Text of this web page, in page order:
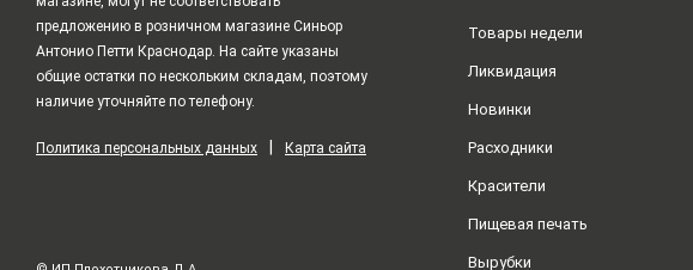
предложению в розничном магазине Синьор
Антонио Петти Краснодар. На сайте указаны
общие остатки по нескольким складам, поэтому
наличие уточняйте по телефону.
Политика персональных данных Карта сайта
Товары недели
Ликвидация
Новинки
Расходники
Красители
Пищевая печать
Вырубки